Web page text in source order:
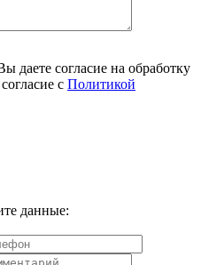
согласие на обработку
с Политикой
данные: